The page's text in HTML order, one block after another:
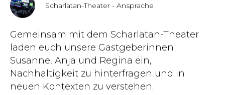
Scharlatan-Theater - Ansprache
Gemeinsam mit dem Scharlatan-Theater
laden euch unsere Gastgeberinnen
Susanne, Anja und Regina ein,
Nachhaltigkeit zu hinterfragen und in
neuen Kontexten zu verstehen.